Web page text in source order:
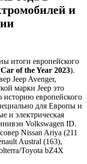
и
итоги европейского
Car of the Year 2023).
Jeep Avenger,
марки Jeep это
историю европейского
для Европы и
и электрическая
Volkswagen ID.
Nissan Ariya (211
Austral (163),
Toyota bZ4X